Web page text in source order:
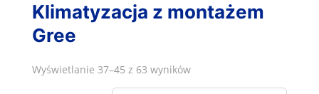
Klimatyzacja z montażem
Gree
Wyświetlanie 37–45 z 63 wynikówPosortowane
według